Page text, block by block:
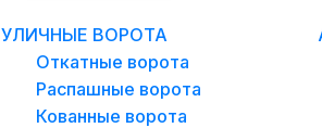
УЛИЧНЫЕ ВОРОТА
Откатные ворота
Распашные ворота
Кованные ворота